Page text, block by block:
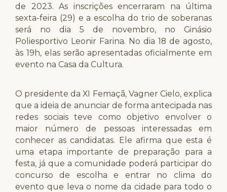
de 2023. As inscrições encerraram na última
sexta-feira (29) e a escolha do trio de soberanas
será no dia 5 de novembro, no Ginásio
Poliesportivo Leonir Farina. No dia 18 de agosto,
às 19h, elas serão apresentadas oficialmente em
evento na Casa da Cultura.
O presidente da XI Femaçã, Vagner Cielo, explica
que a ideia de anunciar de forma antecipada nas
redes sociais teve como objetivo envolver o
maior número de pessoas interessadas em
conhecer as candidatas. Ele afirma que esta é
uma etapa importante de preparação para a
festa, já que a comunidade poderá participar do
concurso de escolha e entrar no clima do
evento que leva o nome da cidade para todo o